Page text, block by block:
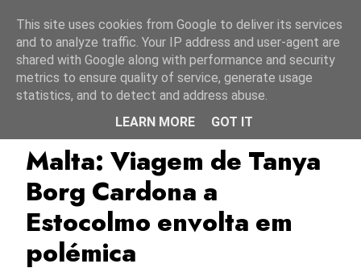
Malta PBS
Malta: Viagem de Tanya
Borg Cardona a
Estocolmo envolta em
polémica
This site uses cookies from Google to deliver its services
and to analyze traffic. Your IP address and user-agent are
shared with Google along with performance and security
metrics to ensure quality of service, generate usage
statistics, and to detect and address abuse.
LEARN MORE
GOT IT